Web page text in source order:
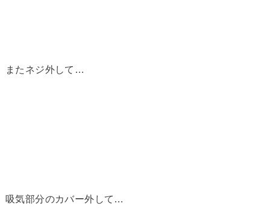
またネジ外して…
吸気部分のカバー外して…